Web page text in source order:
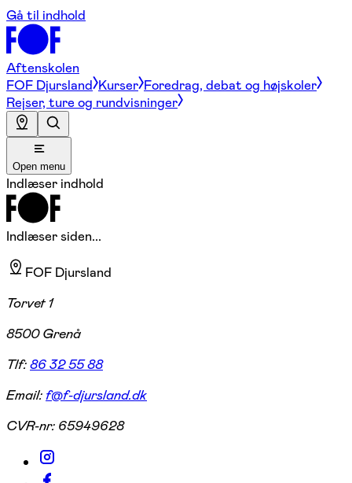
Gå til indhold
Aftenskolen
FOF Djursland Kurser Foredrag, debat og højskoler
Rejser, ture og rundvisninger
Open menu
Indlæser indhold
Indlæser siden...
FOF Djursland
Torvet 1
8500 Grenå
Tlf:86 32 55 88
Email:f@f-djursland.dk
CVR-nr: 65949628